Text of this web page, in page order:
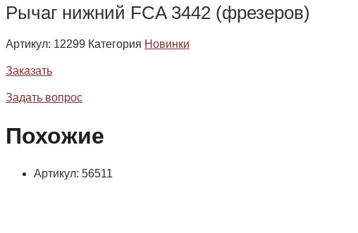
Рычаг нижний FCA 3442 (фрезеров)
Артикул: 12299 Категория Новинки
Заказать
Задать вопрос
Похожие
Артикул: 56511